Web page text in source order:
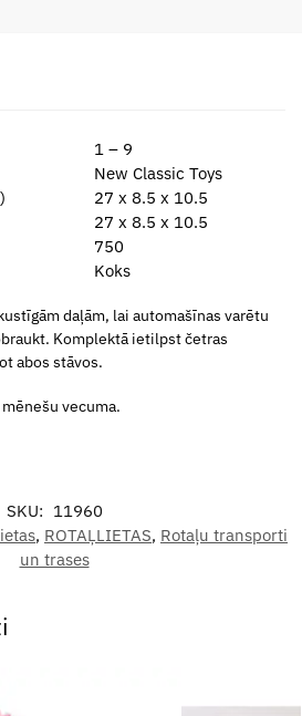
1 – 9
New Classic Toys
27 x 8.5 x 10.5
27 x 8.5 x 10.5
750
Koks
daļām, lai automašīnas varētu
Komplektā ietilpst četras
abos stāvos.
vecuma.
SKU: 11960
, ROTAĻLIETAS, Rotaļu transporti
un trases